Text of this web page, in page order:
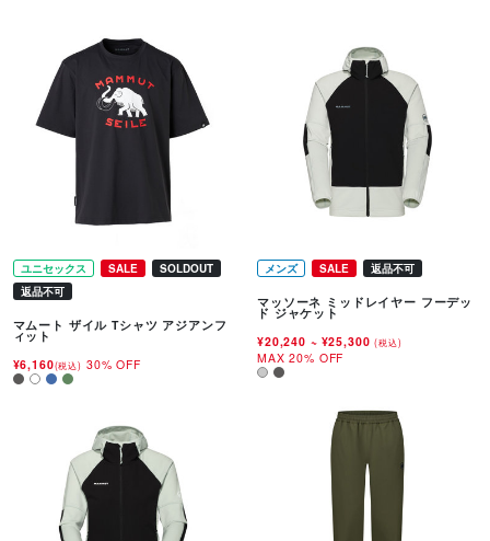
ユニセックス SALE
SOLDOUT
返品不可
マムート ザイル Tシャツ アジアンフ
ィット
¥6,160(税込) 30% OFF
メンズ SALE 返品不可
マッソーネ ミッドレイヤー フーデッ
ド ジャケット
¥20,240 ~ ¥25,300(税込)
MAX 20% OFF